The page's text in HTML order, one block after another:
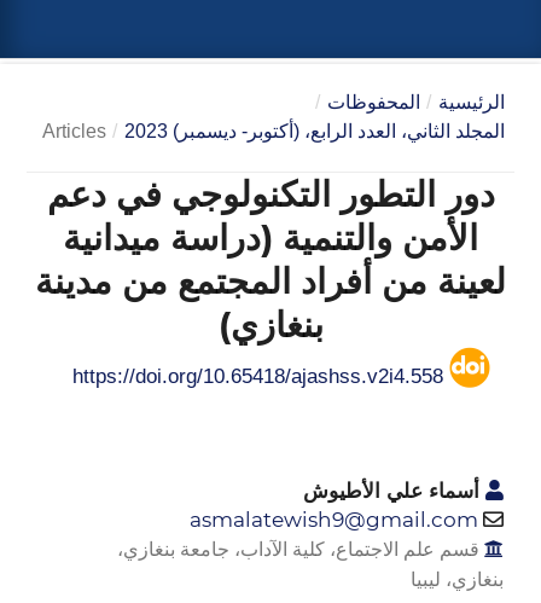
الرئيسية / المحفوظات /
المجلد الثاني، العدد الرابع، (أكتوبر- ديسمبر) 2023
/
Articles
دور التطور التكنولوجي في دعم
الأمن والتنمية (دراسة ميدانية
لعينة من أفراد المجتمع من مدينة
بنغازي)
https://doi.org/10.65418/ajashss.v2i4.558
أسماء علي الأطيوش
asmalatewish9@gmail.com
قسم علم الاجتماع، كلية الآداب، جامعة بنغازي،
بنغازي، ليبيا